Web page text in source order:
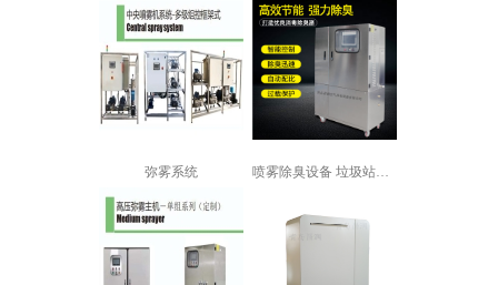
弥雾系统 喷雾除臭设备 垃圾站喷雾除臭设备 垃...